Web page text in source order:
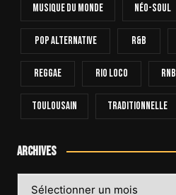
Musique Du Monde Néo-Soul
Pop Alternative R&B
Reggae Rio Loco RnB
Toulousain Traditionnelle
Archives